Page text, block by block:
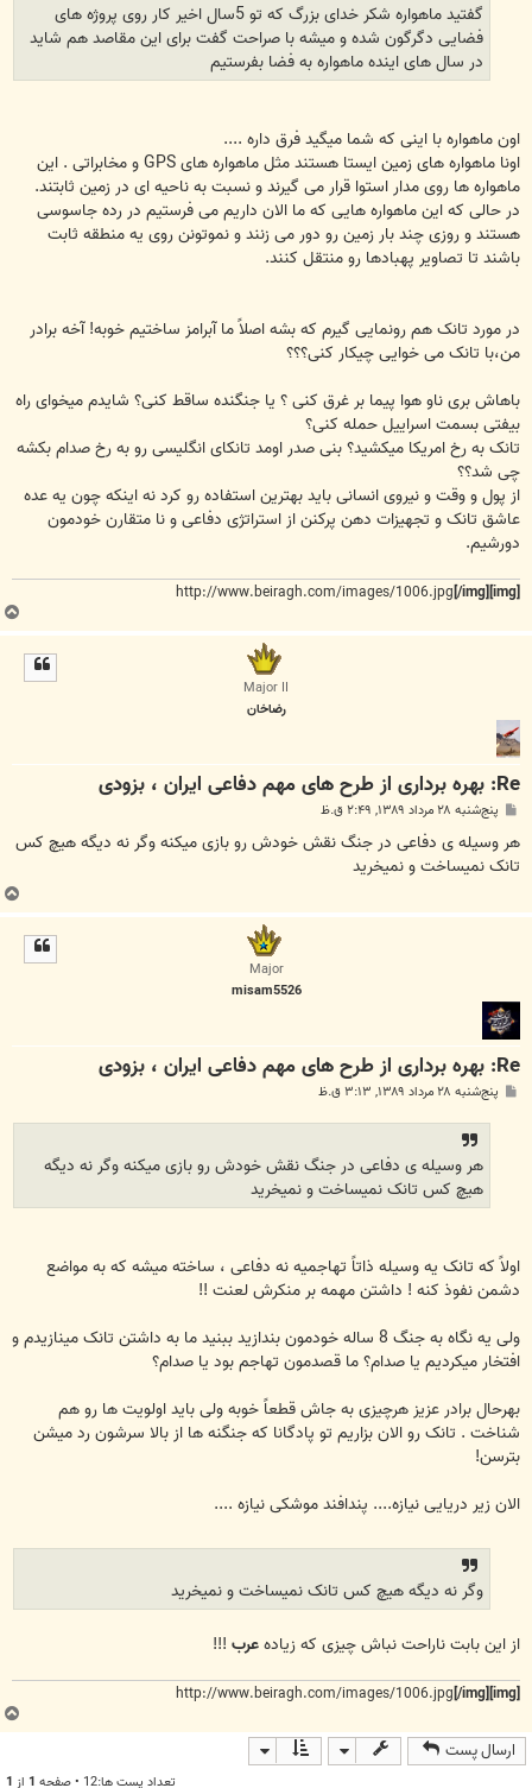
گفتید ماهواره شکر خدای بزرگ که تو 5سال اخیر کار روی پروژه های
فضایی دگرگون شده و میشه با صراحت گفت برای این مقاصد هم شاید
در سال های اینده ماهواره به فضا بفرستیم
اون ماهواره با اینی که شما میگید فرق داره ....
اونا ماهواره های زمین ایستا هستند مثل ماهواره های GPS و مخابراتی . این
ماهواره ها روی مدار استوا قرار می گیرند و نسبت به ناحیه ای در زمین ثابتند.
در حالی که این ماهواره هایی که ما الان داریم می فرستیم در رده جاسوسی
هستند و روزی چند بار زمین رو دور می زنند و نموتونن روی یه منطقه ثابت
باشند تا تصاویر پهبادها رو منتقل کنند.
در مورد تانک هم رونمایی گیرم که بشه اصلاً ما آبرامز ساختیم خوبه! آخه برادر
من،با تانک می خوایی چیکار کنی؟؟؟
باهاش بری ناو هوا پیما بر غرق کنی ؟ یا جنگنده ساقط کنی؟ شایدم میخوای راه
بیفتی بسمت اسراییل حمله کنی؟
تانک به رخ امریکا میکشید؟ بنی صدر اومد تانکای انگلیسی رو به رخ صدام بکشه
چی شد؟؟
از پول و وقت و نیروی انسانی باید بهترین استفاده رو کرد نه اینکه چون یه عده
عاشق تانک و تجهیزات دهن پرکنن از استراتژی دفاعی و نا متقارن خودمون
دورشیم.
[img]
http://www.beiragh.com/images/1006.jpg[/img]
Major II
رضاخان
Re: بهره برداری از طرح های مهم دفاعی ایران ، بزودی
س
ت
پنج‌شنبه ۲۸ مرداد ۱۳۸۹, ۲:۴۹ ق.ظ
هر وسیله ی دفاعی در جنگ نقش خودش رو بازی میکنه وگر نه دیگه هیچ کس
تانک نمیساخت و نمیخرید
Major
misam5526
Re: بهره برداری از طرح های مهم دفاعی ایران ، بزودی
س
پنج‌شنبه ۲۸ مرداد ۱۳۸۹, ۳:۱۳ ق.ظ
هر وسیله ی دفاعی در جنگ نقش خودش رو بازی میکنه وگر نه دیگه
هیچ کس تانک نمیساخت و نمیخرید
اولاً که تانک یه وسیله ذاتاً تهاجمیه نه دفاعی ، ساخته میشه که به مواضع
دشمن نفوذ کنه ! داشتن مهمه بر منکرش لعنت !!
ولی یه نگاه به جنگ 8 ساله خودمون بندازید ببنید ما به داشتن تانک مینازیدم و
افتخار میکردیم یا صدام؟ ما قصدمون تهاجم بود یا صدام؟
بهرحال برادر عزیز هرچیزی به جاش قطعاً خوبه ولی باید اولویت ها رو هم
شناخت . تانک رو الان بزاریم تو پادگانا که جنگنه ها از بالا سرشون رد میشن
بترسن!
الان زیر دریایی نیازه.... پندافند موشکی نیازه ....
وگر نه دیگه هیچ کس تانک نمیساخت و نمیخرید
از این بابت ناراحت نباش چیزی که زیادهعرب !!!
[img]
http://www.beiragh.com/images/1006.jpg[/img]
ارسال پست
تعداد پست ها:12 • صفحه 1 از 1